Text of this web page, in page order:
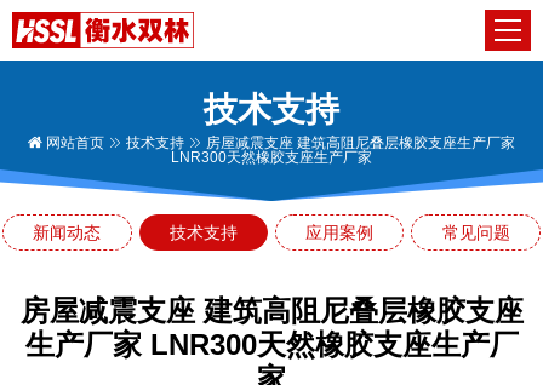
技术支持
网站首页 技术支持
房屋减震支座 建筑高阻尼叠层橡胶支座生产厂家
LNR300天然橡胶支座生产厂家
新闻动态 技术支持 应用案例 常见问题
房屋减震支座 建筑高阻尼叠层橡胶支座
生产厂家 LNR300天然橡胶支座生产厂
家